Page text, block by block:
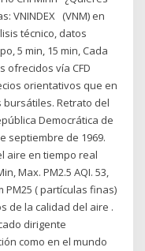
VNINDEX (VNM) en
técnico, datos
5 min, 15 min, Cada
ofrecidos vía CFD
orientativos que en
Retrato del
Democrática de
septiembre de 1969.
aire en tiempo real
Max. PM2.5 AQI. 53,
PM25 ( partículas finas)
de la calidad del aire .
dirigente
como en el mundo